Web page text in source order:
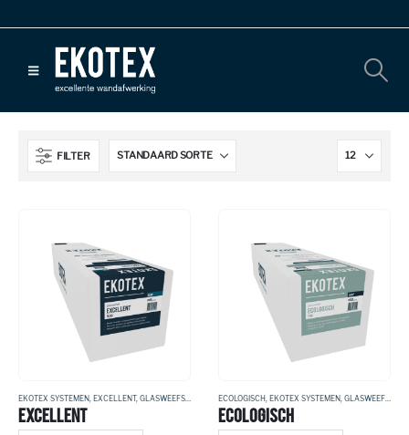
FILTER
EKOTEX SYSTEMEN EXCELLENT, GLASWEEFSEL
EXCELLENT
ECOLOGISCH EKOTEX SYSTEMEN GLASWEEFSEL
ECOLOGISCH